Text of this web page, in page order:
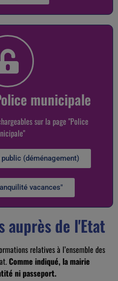
municipale
sur la page "Police
(déménagement)
vacances"
auprès de l'Etat
relatives à l’ensemble des
Comme indiqué, la mairie
ni passeport.